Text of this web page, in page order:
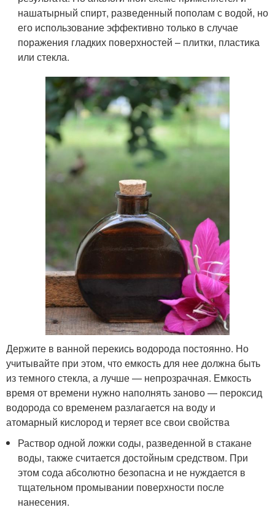
нашатырный спирт, разведенный пополам с водой, но
его использование эффективно только в случае
поражения гладких поверхностей – плитки, пластика
или стекла.
Держите в ванной перекись водорода постоянно. Но
учитывайте при этом, что емкость для нее должна быть
из темного стекла, а лучше — непрозрачная. Емкость
время от времени нужно наполнять заново — пероксид
водорода со временем разлагается на воду и
атомарный кислород и теряет все свои свойства
Раствор одной ложки соды, разведенной в стакане
воды, также считается достойным средством. При
этом сода абсолютно безопасна и не нуждается в
тщательном промывании поверхности после
нанесения.